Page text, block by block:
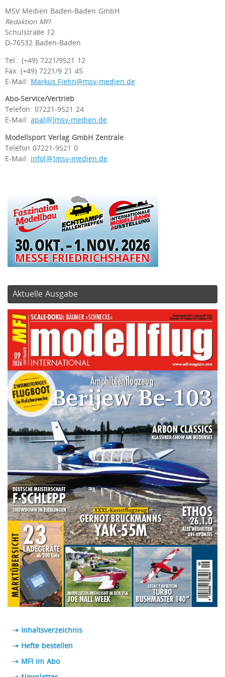
MSV Medien Baden-Baden GmbH
Redaktion MFI
Schulstraße 12
D-76532 Baden-Baden
Tel.: (+49) 7221/9521 12
Fax: (+49) 7221/9 21 45
E-Mail: Markus.Fiehn@msv-medien.de
Abo-Service/Vertrieb
Telefon: 07221-9521 24
E-Mail: apa[@]msv-medien.de
Modellsport Verlag GmbH Zentrale
Telefon 07221-9521 0
E-Mail: info[@]msv-medien.de
Aktuelle Ausgabe
⇢ Inhaltsverzeichnis
⇢ Hefte bestellen
⇢ MFI im Abo